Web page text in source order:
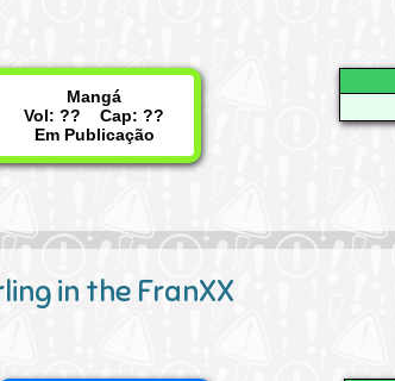
Mangá
Vol: ?? Cap: ??
Em Publicação
in the FranXX